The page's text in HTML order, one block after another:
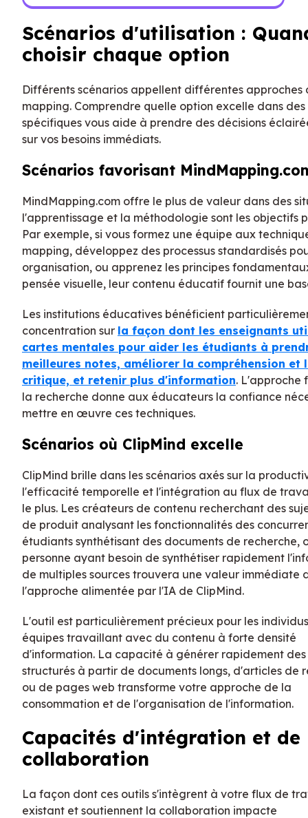
Scénarios d'utilisation :
choisir chaque option
Différents scénarios appellent différentes approches
mapping. Comprendre quelle option excelle dans
spécifiques vous aide à prendre des décisions
sur vos besoins immédiats.
Scénarios favorisant
MindMapping.com offre le plus de valeur dans des
l'apprentissage et la méthodologie sont les objectifs
Par exemple, si vous formez une équipe aux
mapping, développez des processus standardisés
organisation, ou apprenez les principes
pensée visuelle, leur contenu éducatif fournit une
Les institutions éducatives bénéficient
concentration sur la façon dont les enseignants
cartes mentales pour aider les étudiants à
meilleures notes, améliorer la compréhension et
critique, et retenir plus d'information. L'approche
la recherche donne aux éducateurs la confiance
mettre en œuvre ces techniques.
Scénarios où ClipMind excelle
ClipMind brille dans les scénarios axés sur la
l'efficacité temporelle et l'intégration au flux de
le plus. Les créateurs de contenu recherchant des
de produit analysant les fonctionnalités des
étudiants synthétisant des documents de recherche,
personne ayant besoin de synthétiser rapidement
de multiples sources trouvera une valeur immédiate
l'approche alimentée par l'IA de ClipMind.
L'outil est particulièrement précieux pour les
équipes travaillant avec du contenu à forte densité
d'information. La capacité à générer rapidement
structurés à partir de documents longs, d'articles de
ou de pages web transforme votre approche de la
consommation et de l'organisation de l'information.
Capacités d'intégration et de
collaboration
La façon dont ces outils s'intègrent à votre flux de
existant et soutiennent la collaboration impacte